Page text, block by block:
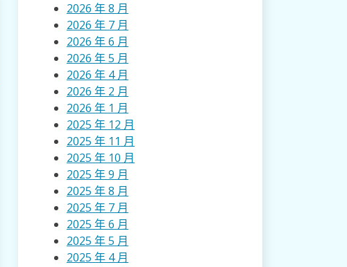
2026 年 8 月
2026 年 7 月
2026 年 6 月
2026 年 5 月
2026 年 4 月
2026 年 2 月
2026 年 1 月
2025 年 12 月
2025 年 11 月
2025 年 10 月
2025 年 9 月
2025 年 8 月
2025 年 7 月
2025 年 6 月
2025 年 5 月
2025 年 4 月